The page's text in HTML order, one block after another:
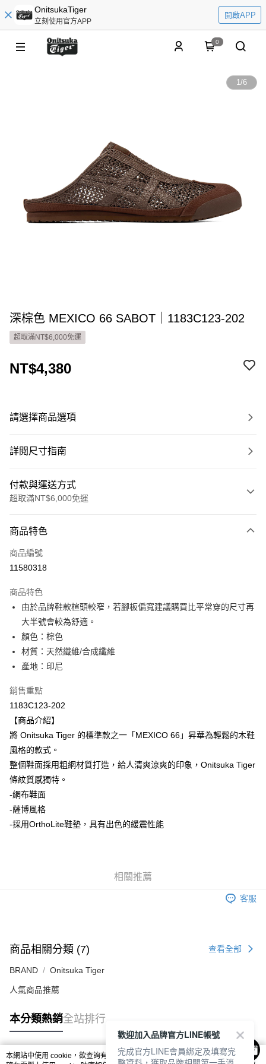
OnitsukaTiger
立刻使用官方APP
開啟APP
0
1/6
深棕色 MEXICO 66 SABOT｜1183C123-202
超取滿NT$6,000免運
NT$4,380
請選擇商品選項
詳閱尺寸指南
付款與運送方式
超取滿NT$6,000免運
信用卡一次付款
超商取貨付款
Apple Pay
ATM付款
運送方式
每筆NT$80，滿NT$6,000(含以上)免運費
萊爾富取貨付款
每筆NT$80，滿NT$6,000(含以上)免運費
付款後萊爾富取貨
每筆NT$80，滿NT$6,000(含以上)免運費
7-11取貨付款
每筆NT$80，滿NT$6,000(含以上)免運費
商品特色
商品編號
11580318
商品特色
由於品牌鞋款楦頭較窄，若腳板偏寬建議購買比平常穿的尺寸再
大半號會較為舒適。
顏色：棕色
材質：天然纖維/合成纖維
產地：印尼
銷售重點
1183C123-202
【商品介紹】
將 Onitsuka Tiger 的標準款之一「MEXICO 66」昇華為輕鬆的木鞋
風格的款式。
整個鞋面採用粗網材質打造，給人清爽涼爽的印象，Onitsuka Tiger
條紋質感獨特。
-網布鞋面
-薩博風格
-採用OrthoLite鞋墊，具有出色的緩震性能
相關推薦
客服
商品相關分類 (7) 查看全部
BRAND Onitsuka Tiger
人氣商品推薦
本分類熱銷全站排行
本網站中使用 cookie，欲查詢有關本網站使用 cookie 方式之詳情，及若您不希
歡迎加入品牌官方LINE帳號
完成官方LINE會員綁定及填寫完